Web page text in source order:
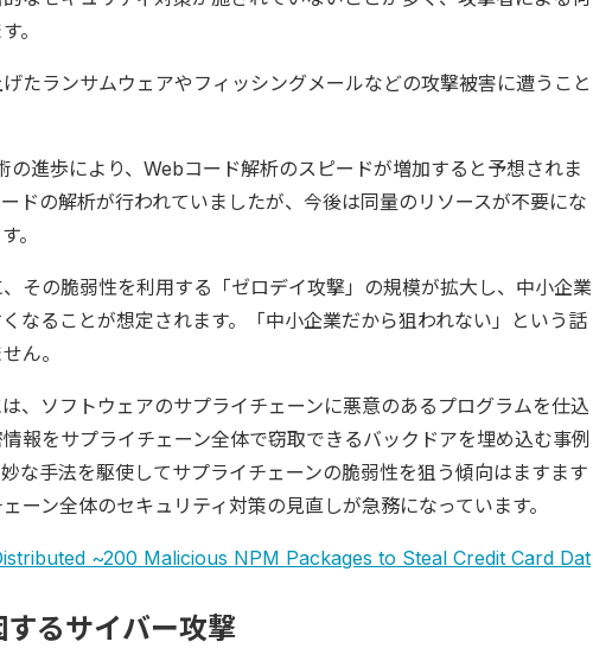
。
たランサムウェアやフィッシングメールなどの攻撃被害に遭うこと
進歩により、Webコード解析のスピードが増加すると予想されま
ドの解析が行われていましたが、今後は同量のリソースが不要にな
。
その脆弱性を利用する「ゼロデイ攻撃」の規模が拡大し、中小企業
なることが想定されます。「中小企業だから狙われない」という話
ん。
、ソフトウェアのサプライチェーンに悪意のあるプログラムを仕込
報をサプライチェーン全体で窃取できるバックドアを埋め込む事例
な手法を駆使してサプライチェーンの脆弱性を狙う傾向はますます
ーン全体のセキュリティ対策の見直しが急務になっています。
~200 Malicious NPM Packages to Steal Credit Card Dat
るサイバー攻撃